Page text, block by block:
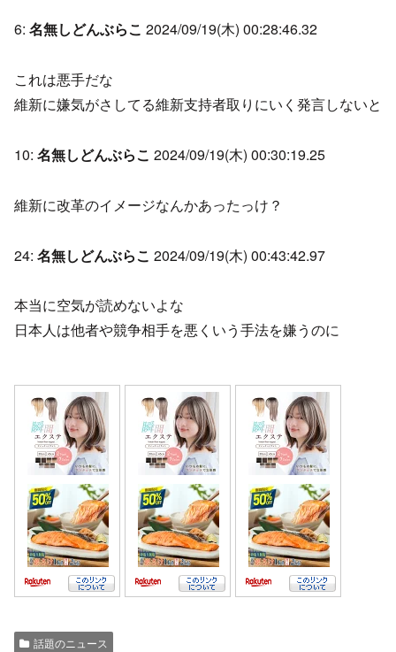
6: 名無しどんぶらこ 2024/09/19(木) 00:28:46.32
これは悪手だな
維新に嫌気がさしてる維新支持者取りにいく発言しないと
10: 名無しどんぶらこ 2024/09/19(木) 00:30:19.25
維新に改革のイメージなんかあったっけ？
24: 名無しどんぶらこ 2024/09/19(木) 00:43:42.97
本当に空気が読めないよな
日本人は他者や競争相手を悪くいう手法を嫌うのに
話題のニュース